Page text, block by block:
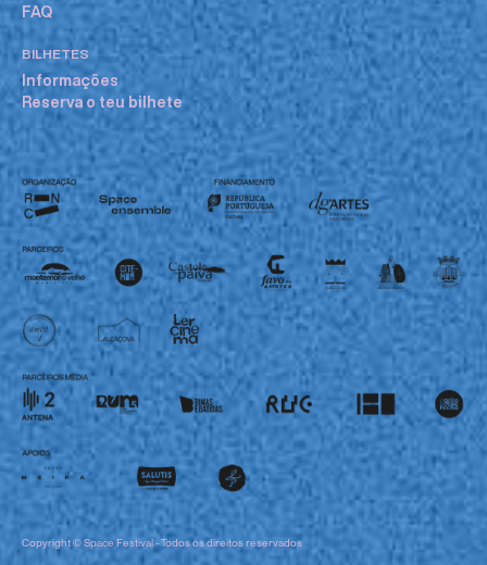
FAQ
BILHETES
Informações
Reserva o teu bilhete
Copyright © Space Festival - Todos os direitos reservados